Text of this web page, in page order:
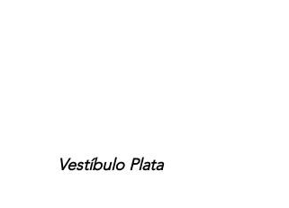
Vestíbulo Plata